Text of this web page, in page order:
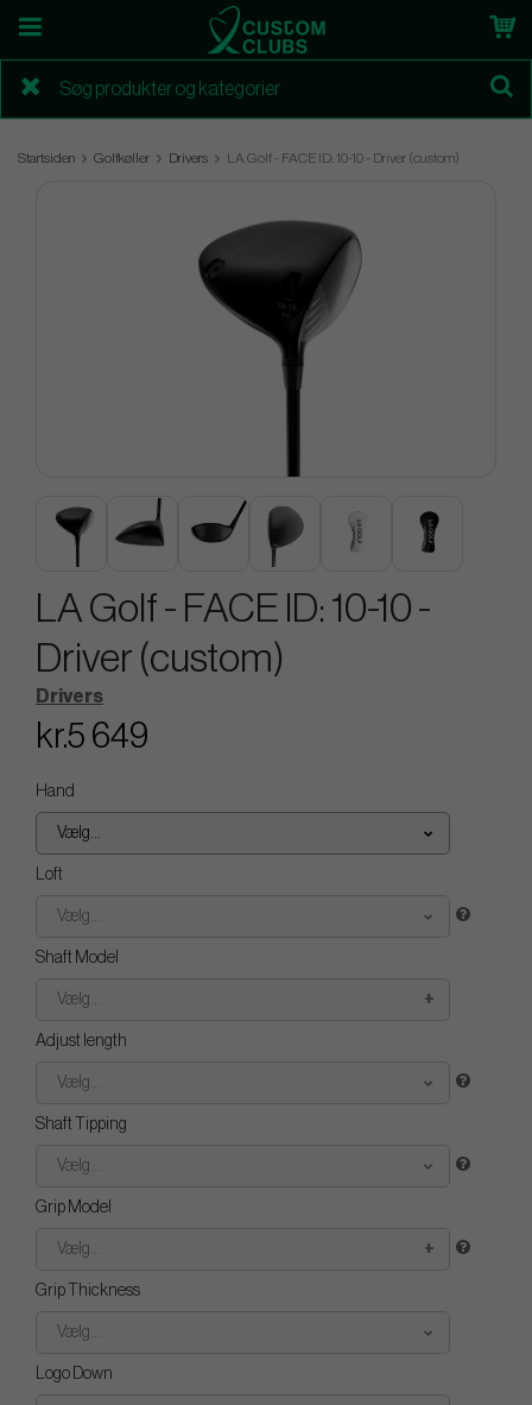
Startsiden Golfkøller Drivers LA Golf - FACE ID: 10-10 - Driver (custom)
LA Golf - FACE ID: 10-10 -
Driver (custom)
Drivers
kr.5 649
Hand
Vælg...
Loft
Vælg...
Shaft Model
Vælg...
Adjust length
Vælg...
Shaft Tipping
Vælg...
Grip Model
Vælg...
Grip Thickness
Vælg...
Logo Down